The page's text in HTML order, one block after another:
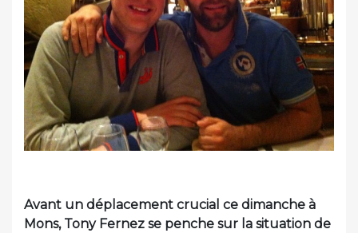
Avant un déplacement crucial ce dimanche à
Mons, Tony Fernez se penche sur la situation de